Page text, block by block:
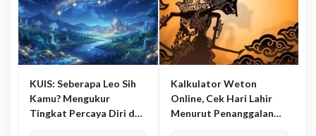
KUIS: Seberapa Leo Sih
Kamu? Mengukur
Tingkat Percaya Diri dan
Kalkulator Weton
Online, Cek Hari Lahir
Menurut Penanggalan